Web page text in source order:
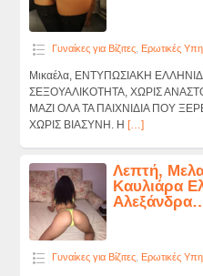
Γυναίκες για Βίζιτες, Ερωτικές
Μικαέλα, ΕΝΤΥΠΩΣΙΑΚΗ
ΣΕΞΟΥΑΛΙΚΟΤΗΤΑ, ΧΩΡΙΣ
ΜΑΖΙ ΟΛΑ ΤΑ ΠΑΙΧΝΙΔΙΑ ΠΟΥ
ΧΩΡΙΣ ΒΙΑΣΥΝΗ. Η […]
Λεπτή,
Καυλιάρα
Γυναίκες για Βίζιτες, Ερωτικές